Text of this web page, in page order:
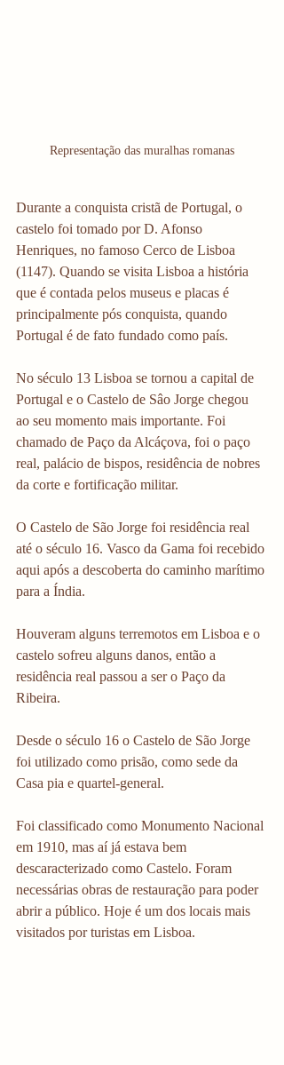
Representação das muralhas romanas
Durante a conquista cristã de Portugal, o
castelo foi tomado por D. Afonso
Henriques, no famoso Cerco de Lisboa
(1147). Quando se visita Lisboa a história
que é contada pelos museus e placas é
principalmente pós conquista, quando
Portugal é de fato fundado como país.
No século 13 Lisboa se tornou a capital de
Portugal e o Castelo de Sâo Jorge chegou
ao seu momento mais importante. Foi
chamado de Paço da Alcáçova, foi o paço
real, palácio de bispos, residência de nobres
da corte e fortificação militar.
O Castelo de São Jorge foi residência real
até o século 16. Vasco da Gama foi recebido
aqui após a descoberta do caminho marítimo
para a Índia.
Houveram alguns terremotos em Lisboa e o
castelo sofreu alguns danos, então a
residência real passou a ser o Paço da
Ribeira.
Desde o século 16 o Castelo de São Jorge
foi utilizado como prisão, como sede da
Casa pia e quartel-general.
Foi classificado como Monumento Nacional
em 1910, mas aí já estava bem
descaracterizado como Castelo. Foram
necessárias obras de restauração para poder
abrir a público. Hoje é um dos locais mais
visitados por turistas em Lisboa.